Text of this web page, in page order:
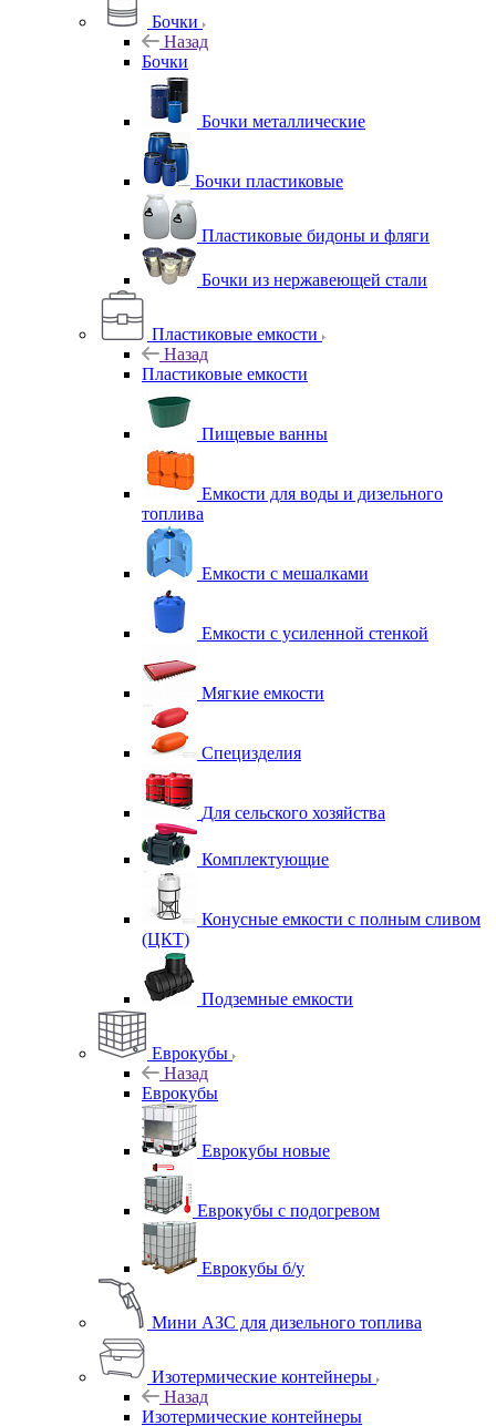
Бочки
Назад
Бочки
Бочки металлические
Бочки пластиковые
Пластиковые бидоны и фляги
Бочки из нержавеющей стали
Пластиковые емкости
Назад
Пластиковые емкости
Пищевые ванны
Емкости для воды и дизельного
топлива
Емкости с мешалками
Емкости с усиленной стенкой
Мягкие емкости
Специзделия
Для сельского хозяйства
Комплектующие
Конусные емкости с полным сливом
(ЦКТ)
Подземные емкости
Еврокубы
Назад
Еврокубы
Еврокубы новые
Еврокубы с подогревом
Еврокубы б/у
Мини АЗС для дизельного топлива
Изотермические контейнеры
Назад
Изотермические контейнеры